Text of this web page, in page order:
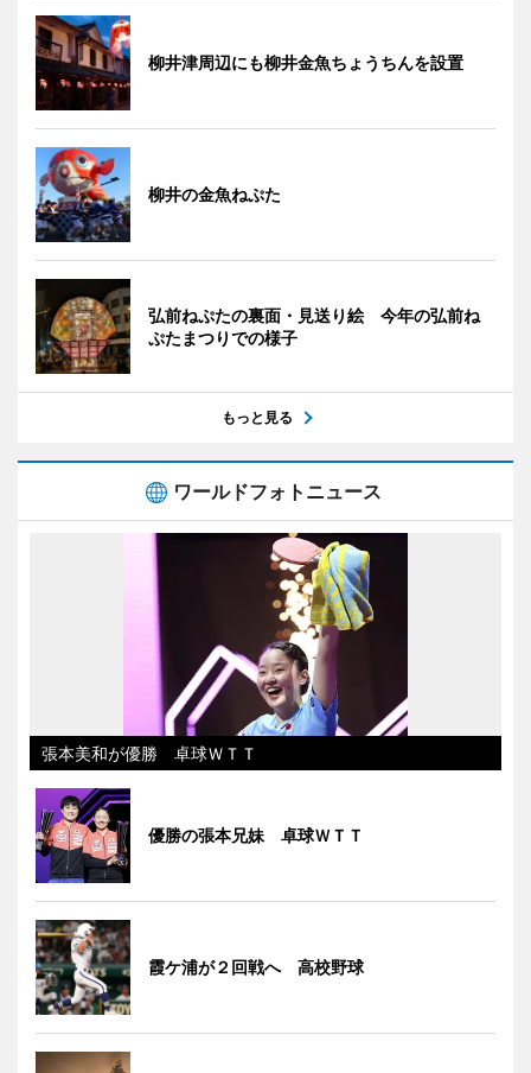
柳井津周辺にも柳井金魚ちょうちんを設置
柳井の金魚ねぷた
弘前ねぷたの裏面・見送り絵 今年の弘前ね
ぷたまつりでの様子
もっと見る
ワールドフォトニュース
張本美和が優勝 卓球ＷＴＴ
優勝の張本兄妹 卓球ＷＴＴ
霞ケ浦が２回戦へ 高校野球